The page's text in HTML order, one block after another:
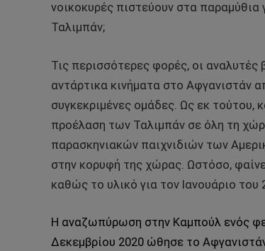
νοικοκυρές πιστεύουν στα παραμύθια
Ταλιμπάν;
Τις περισσότερες φορές, οι
αντάρτικα κινήματα στο Αφγανιστάν
συγκεκριμένες ομάδες. Ως εκ τούτου,
προέλαση των Ταλιμπάν σε όλη τη
παρασκηνιακών παιχνιδιών των
στην κορυφή της χώρας. Ωστόσο,
καθώς το υλικό για τον Ιανουάριο
Η αναζωπύρωση στην Καμπούλ ενός
Δεκεμβρίου 2020 ώθησε το